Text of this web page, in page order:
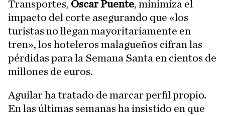
Transportes, Óscar Puente, minimiza el
impacto del corte asegurando que «los
turistas no llegan mayoritariamente en
tren», los hoteleros malagueños cifran las
pérdidas para la Semana Santa en cientos de
millones de euros.
Aguilar ha tratado de marcar perfil propio.
En las últimas semanas ha insistido en que